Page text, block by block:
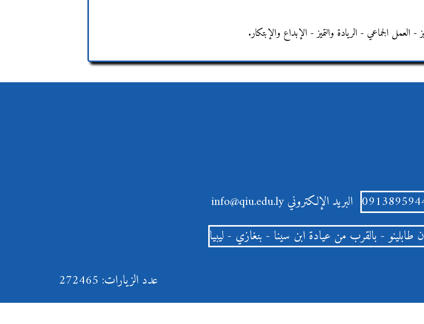
العمل الجماعي - الريادة والتميز - الإبداع والإبتكار.
البريد الإلكتروني
طابلينو - بالقرب من عيادة ابن سينا - بنغازي - ليبيا
عدد الزيارات: 272465